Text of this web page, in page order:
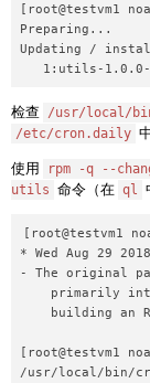
[root@testvm1
Preparing...
Updating /
1:utils-
检查 /usr/local/
/etc/cron.daily
使用
rpm -q --
utils 命令（在 ql
[root@testvm1
* Wed Aug 29
- The original
primarily
building an
[root@testvm1
/usr/local/bin/